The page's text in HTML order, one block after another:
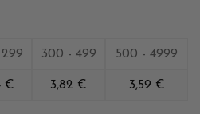
299 300 - 499 500 - 4999
€ 3,82 € 3,59 €